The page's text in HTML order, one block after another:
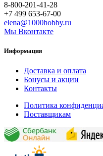
8-800-201-41-28
+7 499 653-67-00
elena@1000hobby.ru
Мы Вконтакте
Информация
Доставка и оплата
Бонусы и акции
Контакты
Политика
Поставщикам